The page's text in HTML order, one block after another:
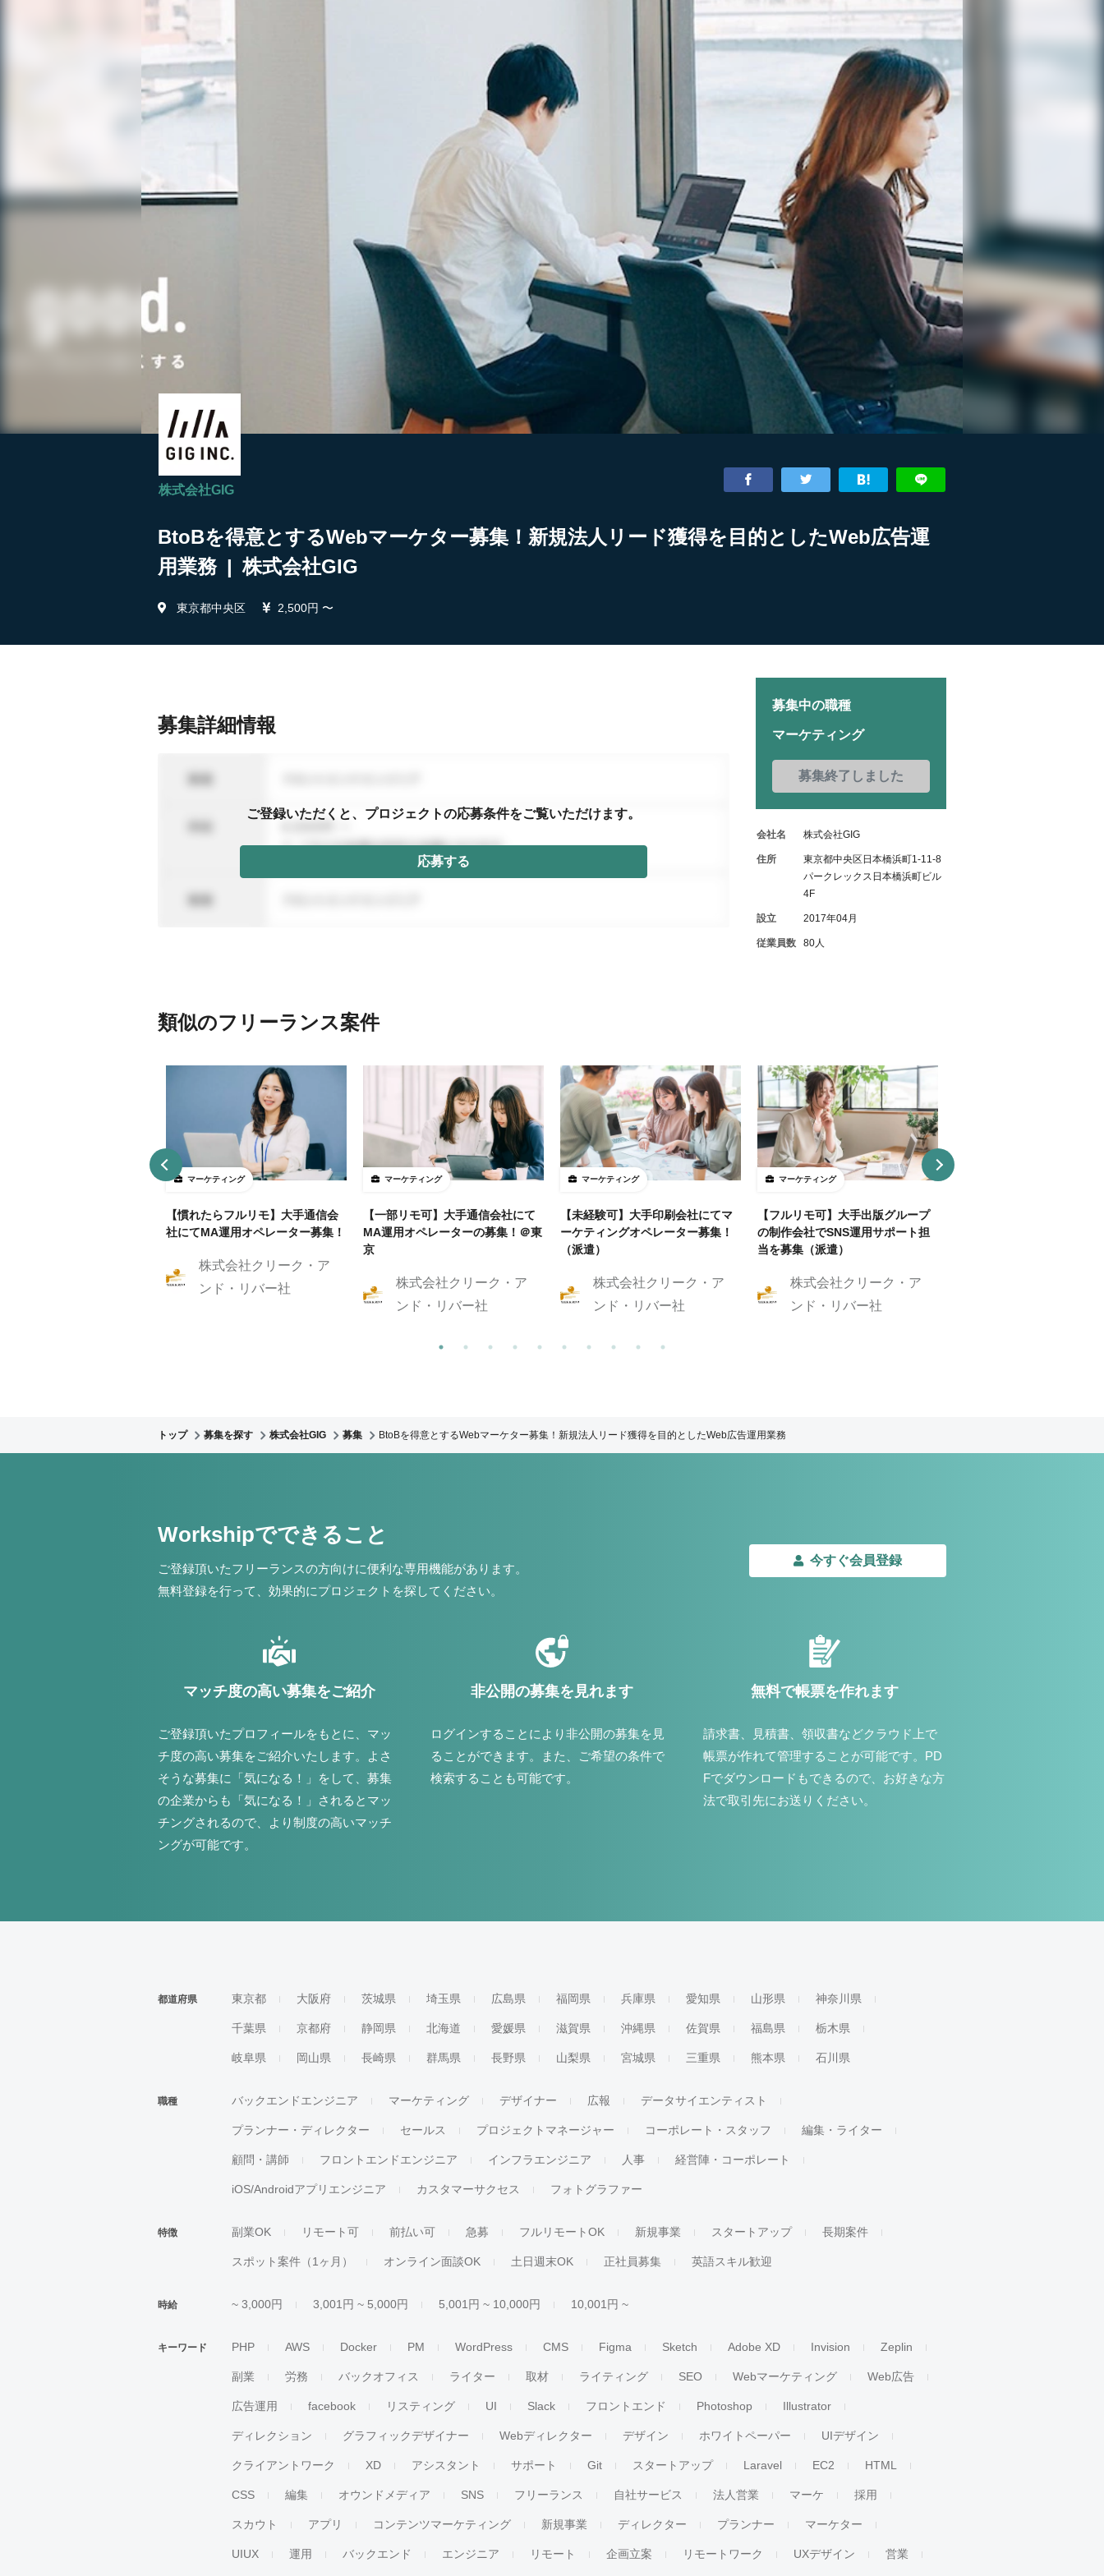
株式会社GIG
BtoBを得意とするWebマーケター募集！新規法人リード獲得を目的としたWeb広告運
用業務 | 株式会社GIG
東京都中央区 2,500円 〜
募集詳細情報
ご登録いただくと、プロジェクトの応募条件をご覧いただけます。
応募する
募集中の職種
マーケティング
募集終了しました
会社名 株式会社GIG
住所
東京都中央区日本橋浜町1-11-8
パークレックス日本橋浜町ビル
4F
設立 2017年04月
従業員数 80人
類似のフリーランス案件
マーケティング
【慣れたらフルリモ】大手通信会
社にてMA運用オペレーター募集！
株式会社クリーク・ア
ンド・リバー社
マーケティング
【一部リモ可】大手通信会社にて
MA運用オペレーターの募集！＠東
京
株式会社クリーク・ア
ンド・リバー社
マーケティング
【未経験可】大手印刷会社にてマ
ーケティングオペレーター募集！
（派遣）
株式会社クリーク・ア
ンド・リバー社
マーケティング
【フルリモ可】大手出版グループ
の制作会社でSNS運用サポート担
当を募集（派遣）
株式会社クリーク・ア
ンド・リバー社
トップ 募集を探す 株式会社GIG 募集 BtoBを得意とするWebマーケター募集！新規法人リード獲得を目的としたWeb広告運用業務
Workshipでできること
ご登録頂いたフリーランスの方向けに便利な専用機能があります。
無料登録を行って、効果的にプロジェクトを探してください。
今すぐ会員登録
マッチ度の高い募集をご紹介
ご登録頂いたプロフィールをもとに、マッ
チ度の高い募集をご紹介いたします。よさ
そうな募集に「気になる！」をして、募集
の企業からも「気になる！」されるとマッ
チングされるので、より制度の高いマッチ
ングが可能です。
非公開の募集を見れます
ログインすることにより非公開の募集を見
ることができます。また、ご希望の条件で
検索することも可能です。
無料で帳票を作れます
請求書、見積書、領収書などクラウド上で
帳票が作れて管理することが可能です。PD
Fでダウンロードもできるので、お好きな方
法で取引先にお送りください。
都道府県 東京都 大阪府 茨城県 埼玉県 広島県 福岡県 兵庫県 愛知県 山形県 神奈川県
千葉県 京都府 静岡県 北海道 愛媛県 滋賀県 沖縄県 佐賀県 福島県 栃木県
岐阜県 岡山県 長崎県 群馬県 長野県 山梨県 宮城県 三重県 熊本県 石川県
職種 バックエンドエンジニア マーケティング デザイナー 広報 データサイエンティスト
プランナー・ディレクター セールス プロジェクトマネージャー コーポレート・スタッフ 編集・ライター
顧問・講師 フロントエンドエンジニア インフラエンジニア 人事 経営陣・コーポレート
iOS/Androidアプリエンジニア カスタマーサクセス フォトグラファー
特徴 副業OK リモート可 前払い可 急募 フルリモートOK 新規事業 スタートアップ 長期案件
スポット案件（1ヶ月） オンライン面談OK 土日週末OK 正社員募集 英語スキル歓迎
時給 ~ 3,000円 3,001円 ~ 5,000円 5,001円 ~ 10,000円 10,001円 ~
キーワード PHP AWS Docker PM WordPress CMS Figma Sketch Adobe XD Invision Zeplin
副業 労務 バックオフィス ライター 取材 ライティング SEO Webマーケティング Web広告
広告運用 facebook リスティング UI Slack フロントエンド Photoshop Illustrator
ディレクション グラフィックデザイナー Webディレクター デザイン ホワイトペーパー UIデザイン
クライアントワーク XD アシスタント サポート Git スタートアップ Laravel EC2 HTML
CSS 編集 オウンドメディア SNS フリーランス 自社サービス 法人営業 マーケ 採用
スカウト アプリ コンテンツマーケティング 新規事業 ディレクター プランナー マーケター
UIUX 運用 バックエンド エンジニア リモート 企画立案 リモートワーク UXデザイン 営業